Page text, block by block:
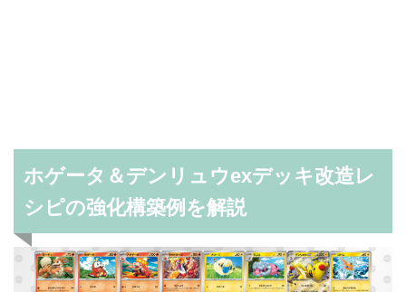
ホゲータ＆デンリュウexデッキ改造レ
シピの強化構築例を解説